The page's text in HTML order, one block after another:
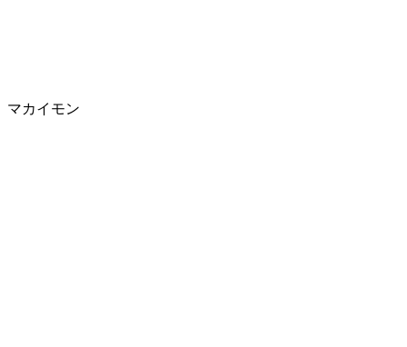
マカイモン